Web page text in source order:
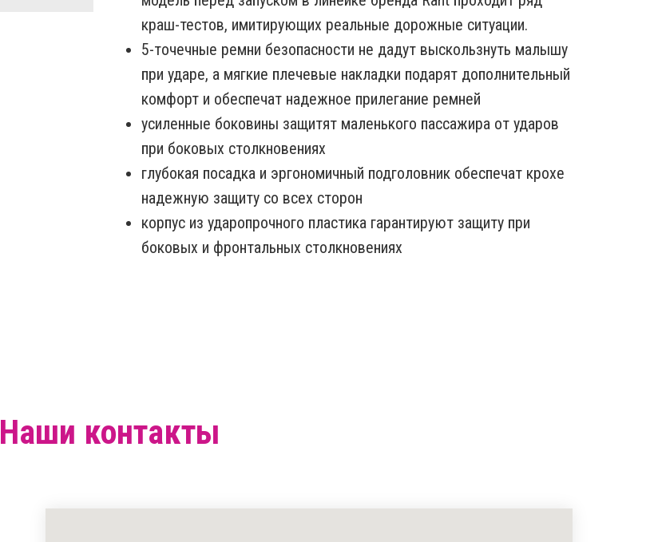
краш-тестов, имитирующих реальные дорожные ситуации.
5-точечные ремни безопасности не дадут выскользнуть малышу
при ударе, а мягкие плечевые накладки подарят дополнительный
комфорт и обеспечат надежное прилегание ремней
усиленные боковины защитят маленького пассажира от ударов
при боковых столкновениях
глубокая посадка и эргономичный подголовник обеспечат крохе
надежную защиту со всех сторон
корпус из ударопрочного пластика гарантируют защиту при
боковых и фронтальных столкновениях
Наши контакты